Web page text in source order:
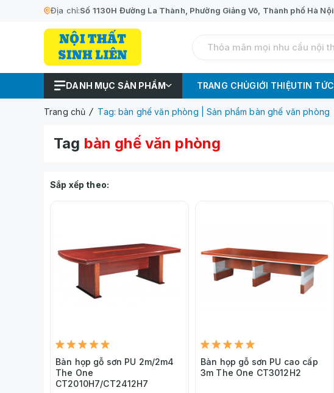
Địa chỉ:Số 1130H Đường La Thành, Phường Giảng Võ, Thành phố Hà Nội
DANH MỤC SẢN PHẨM TRANG CHỦGIỚI THIỆUTIN TỨC
Trang chủ Tag: bàn ghế văn phòng | Sản phẩm bàn ghế văn phòng
Tag bàn ghế văn phòng
Sắp xếp theo:
Bàn họp gỗ sơn PU 2m/2m4
The One
CT2010H7/CT2412H7
Bàn họp gỗ sơn PU cao cấp
3m The One CT3012H2